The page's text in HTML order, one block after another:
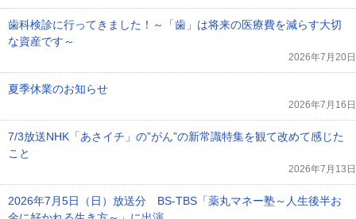
歯科検診に行ってきました！～「歯」は将来の医療費を減らす大切
な資産です～
2026年7月20日
夏季休業のお知らせ
2026年7月16日
7/3放送NHK「あさイチ」の”がん”の新常識特集を観て改めて感じた
こと
2026年7月13日
2026年7月5日（日）放送分 BS-TBS「薬丸マネー塾～人生後半お